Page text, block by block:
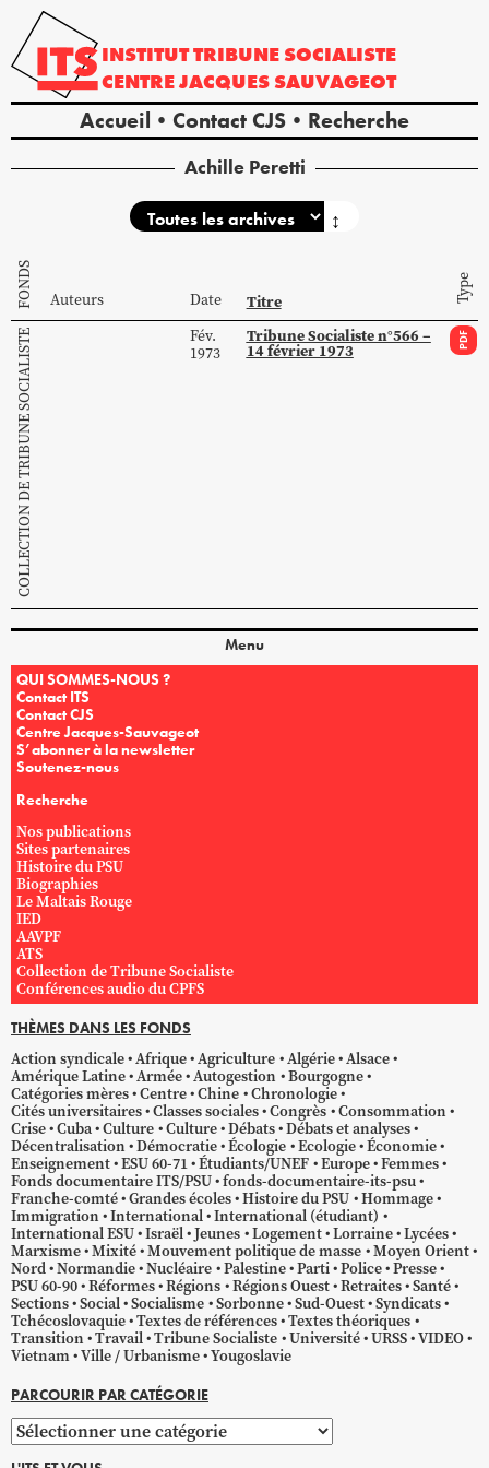
INSTITUTTRIBUNE SOCIALISTE
CENTREJACQUES SAUVAGEOT
Accueil Contact CJS Recherche
Achille Peretti
↕
FONDS Auteurs Date Titre Type
COLLECTION DE TRIBUNE SOCIALISTE
Fév.
1973
Tribune Socialiste n°566 –
14 février 1973 PDF
Menu
QUI SOMMES-NOUS ?
Contact ITS
Contact CJS
Centre Jacques-Sauvageot
S’abonner à la newsletter
Soutenez-nous
Recherche
Nos publications
Sites partenaires
Histoire du PSU
Biographies
Le Maltais Rouge
IED
AAVPF
ATS
Collection de Tribune Socialiste
Conférences audio du CPFS
THÈMES DANS LES FONDS
Action syndicale Afrique Agriculture Algérie Alsace
Amérique Latine Armée Autogestion
Bourgogne
Catégories mères Centre Chine Chronologie
Cités universitaires Classes sociales Congrès Consommation
Crise Cuba Culture Culture Débats Débats et analyses
Décentralisation Démocratie Écologie Ecologie Économie
Enseignement ESU 60-71 Étudiants/UNEF Europe Femmes
Fonds documentaire ITS/PSU fonds-documentaire-its-psu
Franche-comté Grandes écoles Histoire du PSU Hommage
Immigration International International (étudiant)
International ESU Israël Jeunes Logement Lorraine Lycées
Marxisme Mixité Mouvement politique de masse Moyen Orient
Nord Normandie Nucléaire Palestine Parti Police Presse
PSU 60-90 Réformes Régions Régions Ouest Retraites Santé
Sections Social Socialisme Sorbonne Sud-Ouest Syndicats
Tchécoslovaquie Textes de références Textes théoriques
Transition Travail Tribune Socialiste Université URSS VIDEO
Vietnam Ville / Urbanisme Yougoslavie
PARCOURIR PAR CATÉGORIE
Parcourir
par